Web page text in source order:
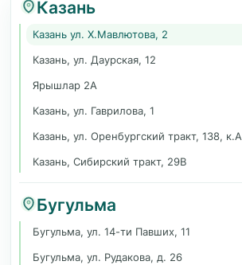
Казань
Казань ул. Х.Мавлютова, 2
Казань, ул. Даурская, 12
Ярышлар 2А
Казань, ул. Гаврилова, 1
Казань, ул. Оренбургский тракт, 138, к.А
Казань, Сибирский тракт, 29В
Бугульма
Бугульма, ул. 14-ти Павших, 11
Бугульма, ул. Рудакова, д. 26